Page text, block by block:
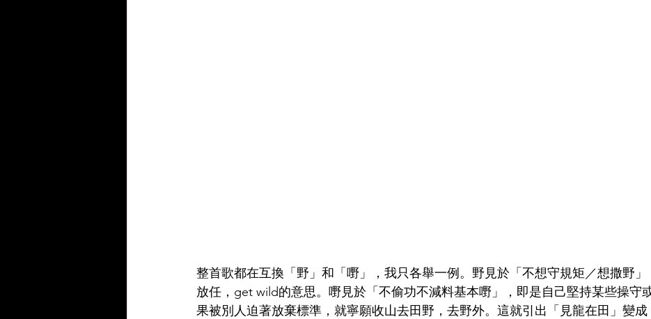
整首歌都在互換「野」和「嘢」，我只各舉一例。野見於「不想守規矩／想撒野」
放任，get wild的意思。嘢見於「不偷功不減料基本嘢」，即是自己堅持某些操守
果被別人迫著放棄標準，就寧願收山去田野，去野外。這就引出「見龍在田」變成